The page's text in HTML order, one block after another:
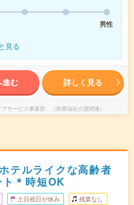
男性
見る
進む 詳しく見る
サービス事業部 （医療福祉介護関連）
テルライクな高齢者
＊時短OK
土日祝日が休み 残業なし